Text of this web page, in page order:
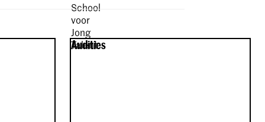
Audities
School
voor
Jong
Talent